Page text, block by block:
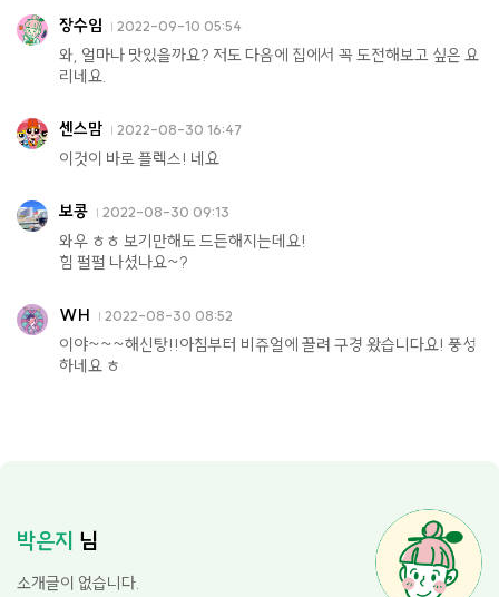
장수임 2022-09-10 05:54
와, 얼마나 맛있을까요? 저도 다음에 집에서 꼭 도전해보고 싶은 요
리네요.
센스맘 2022-08-30 16:47
이것이 바로 플렉스! 네요
보콩 2022-08-30 09:13
와우 ㅎㅎ 보기만해도 드든해지는데요!
힘 펄펄 나셨나요~?
WH 2022-08-30 08:52
이야~~~해신탕!!아침부터 비쥬얼에 끌려 구경 왔습니다요! 풍성
하네요 ㅎ
박은지 님
소개글이 없습니다.